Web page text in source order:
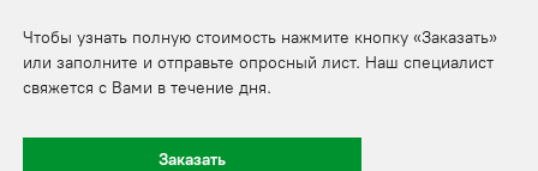
Чтобы узнать полную стоимость нажмите кнопку «Заказать»
или заполните и отправьте опросный лист. Наш специалист
свяжется с Вами в течение дня.
Заказать